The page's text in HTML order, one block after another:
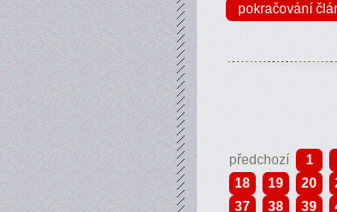
pokračování
předchozí
1
18
19 20
37
38 39